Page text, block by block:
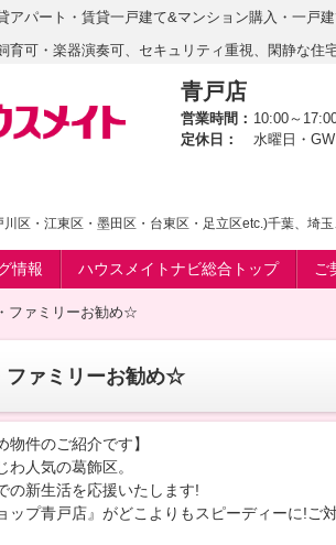
パート・賃貸一戸建て&マンション購入・一戸
可・楽器演奏可、セキュリティ重視、閑静な住
青戸店
営業時間： 10:00～
定休日：
水曜日・
区・江東区・墨田区・台東区・足立区etc.)千葉、埼
情報 ハウスメイトナビ総合トップ ご
ファミリーお勧め☆
ァミリーお勧め☆
物件のご紹介です】
人気の葛飾区。
の新生活を応援いたします!
ップ青戸店』がどこよりもスピーディーに!ご